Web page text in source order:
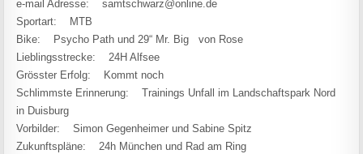
e-mail Adresse: samtschwarz@online.de
Sportart: MTB
Bike: Psycho Path und 29“ Mr. Big von Rose
Lieblingsstrecke: 24H Alfsee
Grösster Erfolg: Kommt noch
Schlimmste Erinnerung: Trainings Unfall im Landschaftspark Nord
in Duisburg
Vorbilder: Simon Gegenheimer und Sabine Spitz
Zukunftspläne: 24h München und Rad am Ring